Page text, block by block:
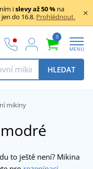
islevy až 50 % na
do 16.8. Prohlédnout.
0
MENU
HLEDAT
mikiny
to ještě není? Mikina